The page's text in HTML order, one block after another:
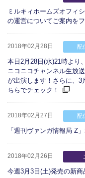
ミルキィホームズオフィ
の運営についてご案内を
2018年02月28日 配
本日2月28日(水)21時より
ニコニコチャンネル生放
が出演します！さらに、3
ちらでチェック！
2018年02月27日 配
「週刊ヴァンガ情報局 Z
2018年02月26日
今週3月3日(土)発売の新商